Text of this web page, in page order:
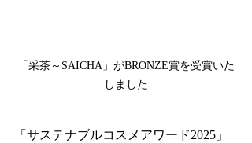
「采茶～SAICHA」がBRONZE賞を受賞いた
しました
「サステナブルコスメアワード2025」